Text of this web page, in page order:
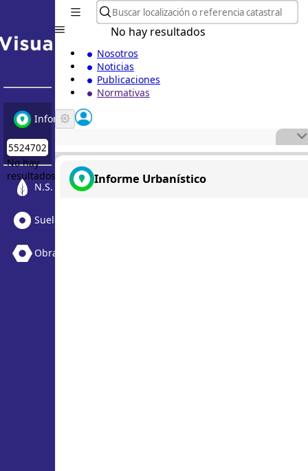
Informe Urbanístico
No hay
resultados
N.S. Medioambiental
Suelo Vacante + Obras
Obras
No hay resultados
Nosotros
Noticias
Publicaciones
Normativas
Informe Urbanístico